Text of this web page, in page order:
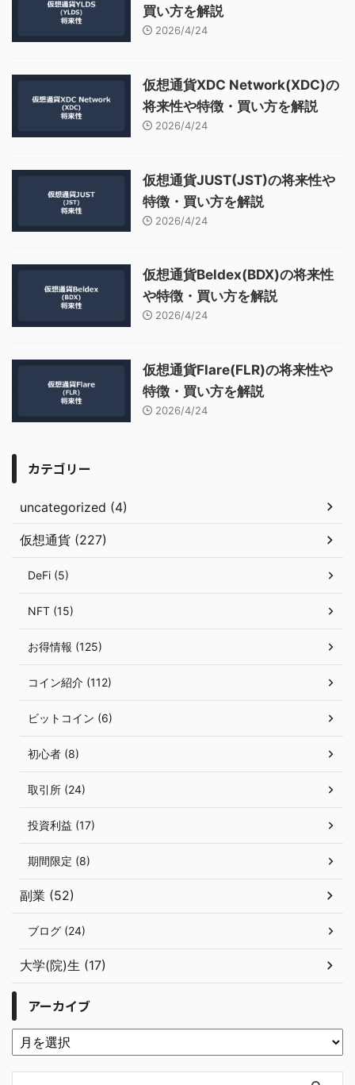
買い方を解説
2026/4/24
仮想通貨XDC Network(XDC)の
将来性や特徴・買い方を解説
2026/4/24
仮想通貨JUST(JST)の将来性や
特徴・買い方を解説
2026/4/24
仮想通貨Beldex(BDX)の将来性
や特徴・買い方を解説
2026/4/24
仮想通貨Flare(FLR)の将来性や
特徴・買い方を解説
2026/4/24
カテゴリー
uncategorized (4)
仮想通貨 (227)
DeFi (5)
NFT (15)
お得情報 (125)
コイン紹介 (112)
ビットコイン (6)
初心者 (8)
取引所 (24)
投資利益 (17)
期間限定 (8)
副業 (52)
ブログ (24)
大学(院)生 (17)
アーカイブ